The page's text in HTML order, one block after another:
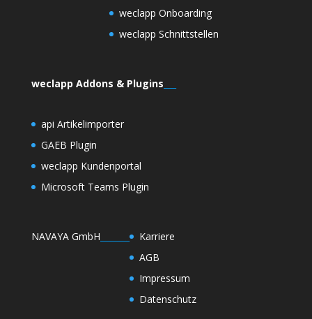
weclapp Onboarding
weclapp Schnittstellen
weclapp Addons & Plugins
api Artikelimporter
GAEB Plugin
weclapp Kundenportal
Microsoft Teams Plugin
NAVAYA GmbH
Karriere
AGB
Impressum
Datenschutz